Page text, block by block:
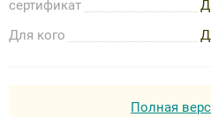
сертификат
Для кого
Полная